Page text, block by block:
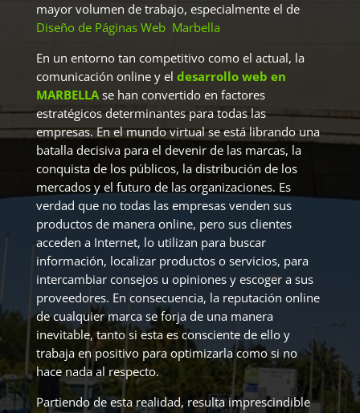
mayor volumen de trabajo, especialmente el de
Diseño de Páginas Web Marbella
En un entorno tan competitivo como el actual, la
comunicación online y el desarrollo web en
MARBELLAse han convertido en factores
estratégicos determinantes para todas las
empresas. En el mundo virtual se está librando una
batalla decisiva para el devenir de las marcas, la
conquista de los públicos, la distribución de los
mercados y el futuro de las organizaciones. Es
verdad que no todas las empresas venden sus
productos de manera online, pero sus clientes
acceden a Internet, lo utilizan para buscar
información, localizar productos o servicios, para
intercambiar consejos u opiniones y escoger a sus
proveedores. En consecuencia, la reputación online
de cualquier marca se forja de una manera
inevitable, tanto si esta es consciente de ello y
trabaja en positivo para optimizarla como si no
hace nada al respecto.
Partiendo de esta realidad, resulta imprescindible